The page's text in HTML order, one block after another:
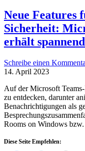
Neue Features
Sicherheit:
erhält
Schreibe einen
14. April 2023
Auf der Microsoft
zu entdecken, darunter
Benachrichtigungen als
Rooms on Windows
Diese Seite Empfehlen: